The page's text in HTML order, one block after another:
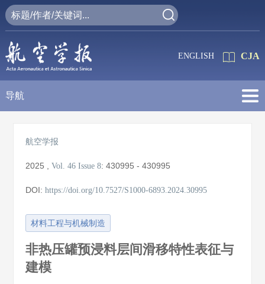
CJA
ENGLISH
导航
航空学报
2025 ,Vol. 46 Issue 8:430995 - 430995
DOI:https://doi.org/10.7527/S1000-6893.2024.30995
材料工程与机械制造
非热压罐预浸料层间滑移特性表征与
建模